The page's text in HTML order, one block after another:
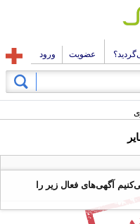
عضویت ورود
آگهی‌های فعال زیر را